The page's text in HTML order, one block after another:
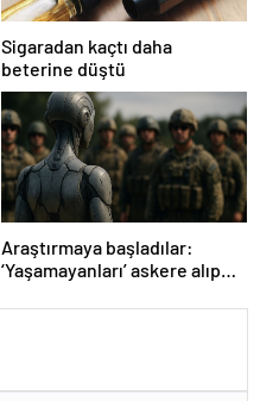
Sigaradan kaçtı daha
beterine düştü
Araştırmaya başladılar:
‘Yaşamayanları’ askere alıp